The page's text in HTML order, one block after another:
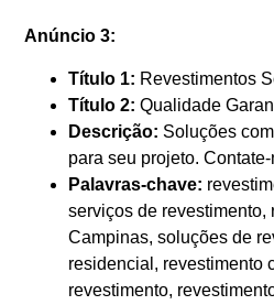
Anúncio 3:
Título 1: Revestimentos
Título 2: Qualidade
Descrição: Soluções
para seu projeto.
Palavras-chave:
serviços de revestimento,
Campinas, soluções de
residencial, revestimento
revestimento,